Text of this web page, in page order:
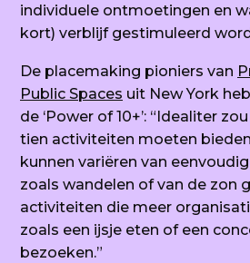
individuele ontmoetingen en
kort) verblijf gestimuleerd
De placemaking pioniers van
Public Spaces uit New York
de ‘Power of 10+’: “Idealiter
tien activiteiten moeten
kunnen variëren van
zoals wandelen of van de zon
activiteiten die meer
zoals een ijsje eten of een
bezoeken.”